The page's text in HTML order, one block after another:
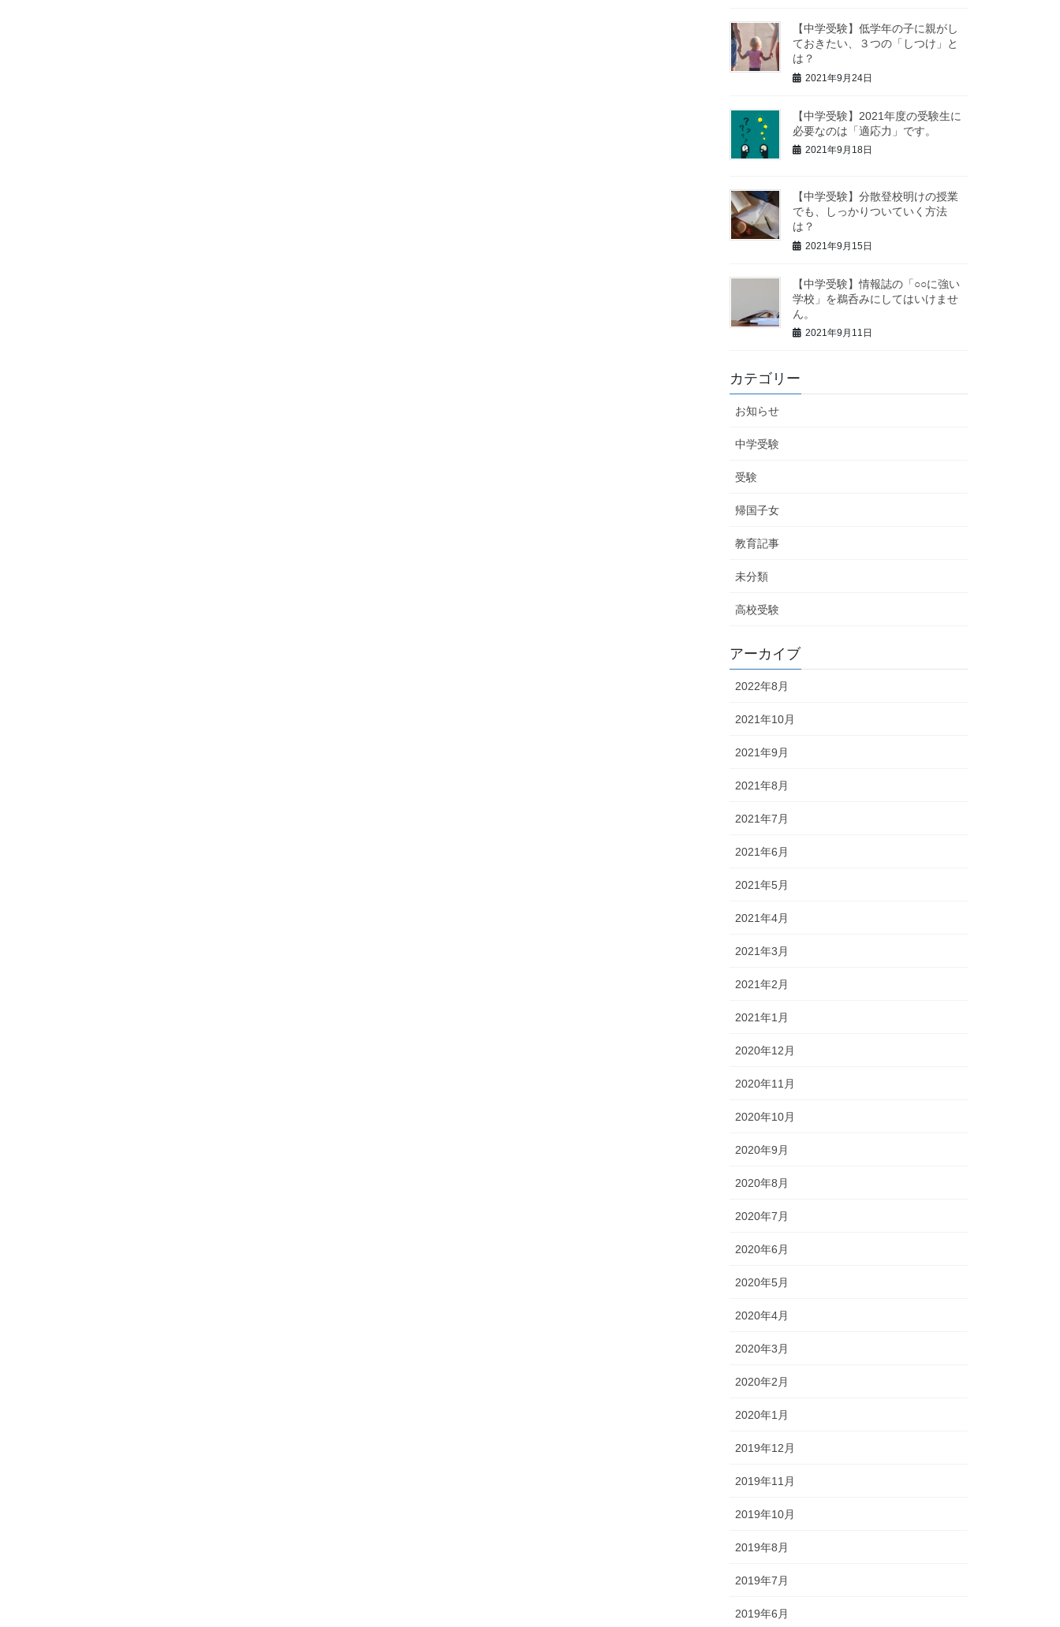
【中学受験】低学年の子に親がし
ておきたい、３つの「しつけ」と
は？
2021年9月24日
【中学受験】2021年度の受験生に
必要なのは「適応力」です。
2021年9月18日
【中学受験】分散登校明けの授業
でも、しっかりついていく方法
は？
2021年9月15日
【中学受験】情報誌の「○○に強い
学校」を鵜呑みにしてはいけませ
ん。
2021年9月11日
カテゴリー
お知らせ
中学受験
受験
帰国子女
教育記事
未分類
高校受験
アーカイブ
2022年8月
2021年10月
2021年9月
2021年8月
2021年7月
2021年6月
2021年5月
2021年4月
2021年3月
2021年2月
2021年1月
2020年12月
2020年11月
2020年10月
2020年9月
2020年8月
2020年7月
2020年6月
2020年5月
2020年4月
2020年3月
2020年2月
2020年1月
2019年12月
2019年11月
2019年10月
2019年8月
2019年7月
2019年6月